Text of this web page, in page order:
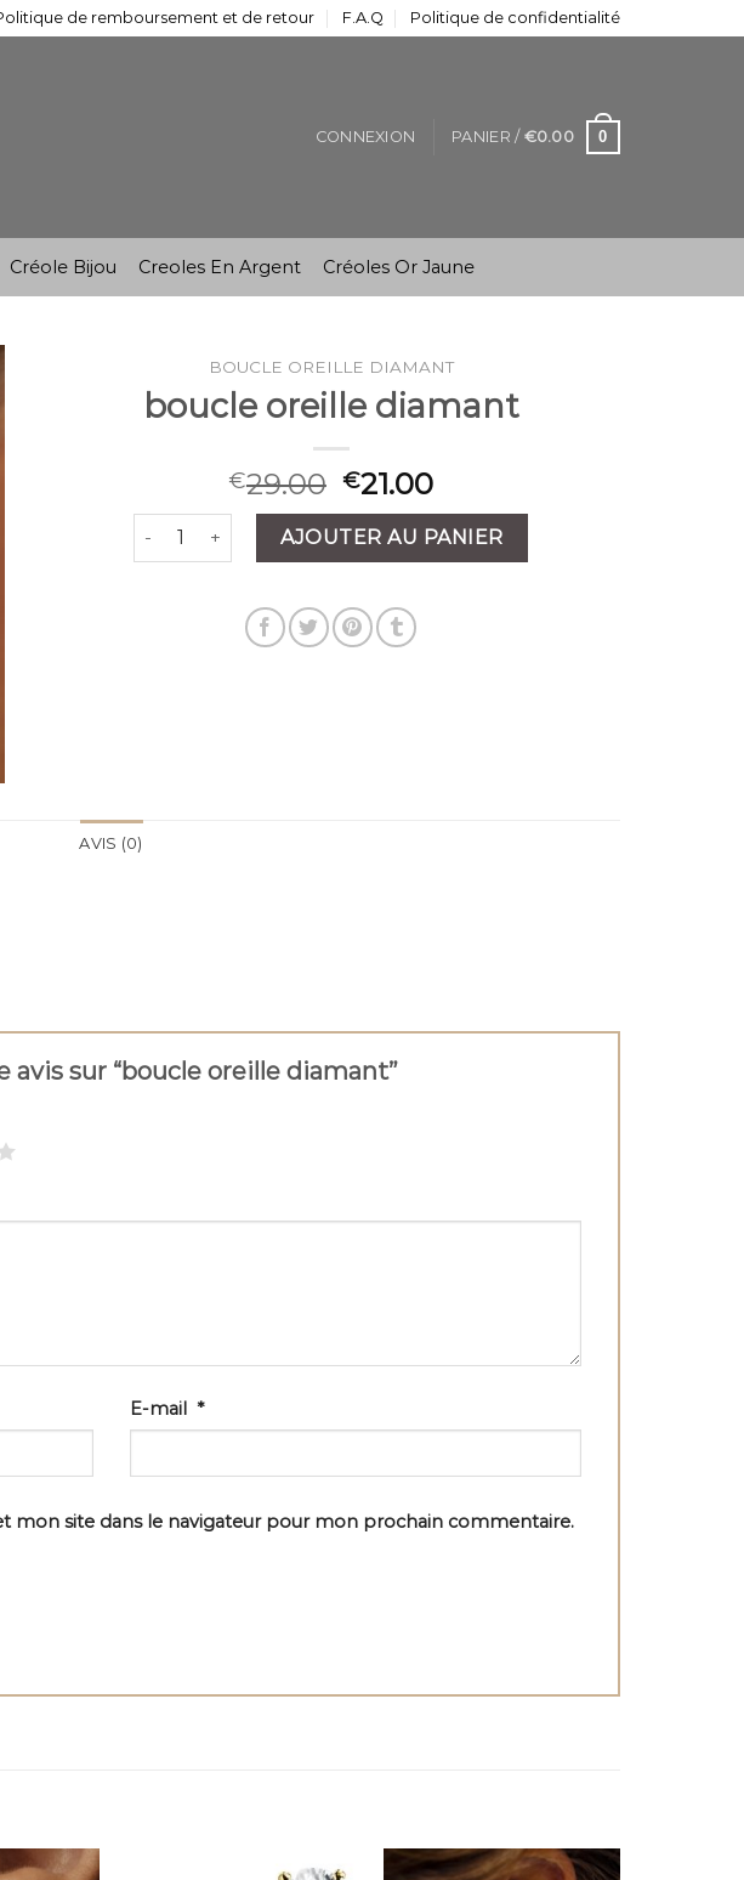
de remboursement et de retour F.A.Q Politique de confidentialité
CONNEXION PANIER / €0.00 0
Créole Bijou Creoles En Argent Créoles Or Jaune
BOUCLE OREILLE DIAMANT
boucle oreille diamant
€29.00 €21.00
quantité de boucle oreille diamant
AJOUTER AU PANIER
AVIS (0)
avis sur “boucle oreille diamant”
E-mail *
mon site dans le navigateur pour mon prochain commentaire.